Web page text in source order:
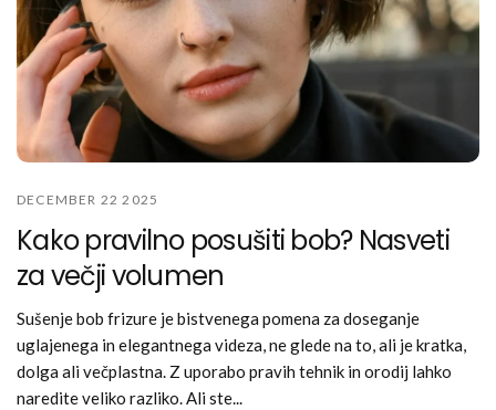
DECEMBER 22 2025
Kako pravilno posušiti bob? Nasveti
za večji volumen
Sušenje bob frizure je bistvenega pomena za doseganje
uglajenega in elegantnega videza, ne glede na to, ali je kratka,
dolga ali večplastna. Z uporabo pravih tehnik in orodij lahko
naredite veliko razliko. Ali ste...